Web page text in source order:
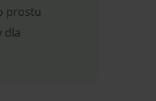
prostu
dla